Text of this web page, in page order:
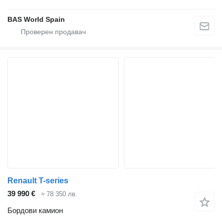
BAS World Spain
Renault T-series
39 990 €
≈ 78 350 лв.
Бордови камион